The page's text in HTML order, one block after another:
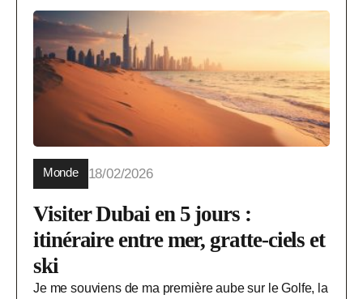
Monde 18/02/2026
Visiter Dubai en 5 jours :
itinéraire entre mer, gratte-ciels et
ski
Je me souviens de ma première aube sur le Golfe, la